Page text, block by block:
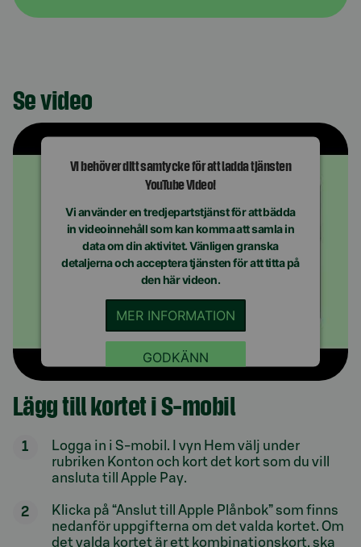
Se video
Vi behöver ditt samtycke för att ladda tjänsten
YouTube Video!
Vi använder en tredjepartstjänst för att bädda
in videoinnehåll som kan komma att samla in
data om din aktivitet. Vänligen granska
detaljerna och acceptera tjänsten för att titta på
den här videon.
MER INFORMATION
GODKÄNN
Lägg till kortet i S-mobil
Logga in i S-mobil. I vyn Hem välj under
rubriken Konton och kort det kort som du vill
ansluta till Apple Pay.
Klicka på “Anslut till Apple Plånbok” som finns
nedanför uppgifterna om det valda kortet. Om
det valda kortet är ett kombinationskort, ska